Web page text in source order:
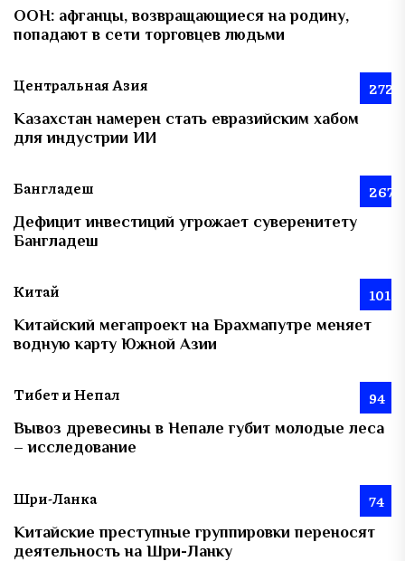
ООН: афганцы, возвращающиеся на родину,
попадают в сети торговцев людьми
Центральная Азия 272
Казахстан намерен стать евразийским хабом
для индустрии ИИ
Бангладеш 267
Дефицит инвестиций угрожает суверенитету
Бангладеш
Китай 101
Китайский мегапроект на Брахмапутре меняет
водную карту Южной Азии
Тибет и Непал 94
Вывоз древесины в Непале губит молодые леса
– исследование
Шри-Ланка 74
Китайские преступные группировки переносят
деятельность на Шри-Ланку